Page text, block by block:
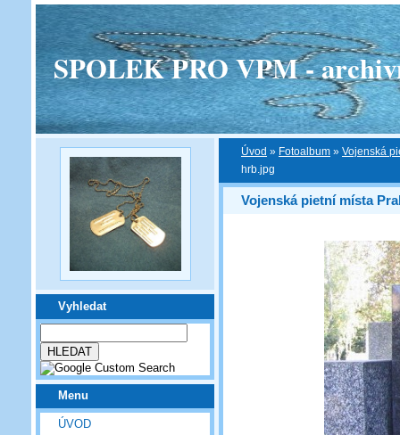
SPOLEK PRO VPM -
Vyhledat
Menu
ÚVOD
Úvod » Fotoalbum » Vojenská
hrb.jpg
Vojenská pietní místa